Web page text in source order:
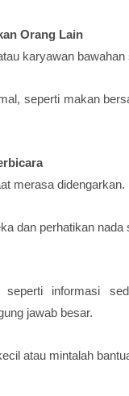
Orang Lain
karyawan
seperti makan
merasa
dan perhatikan nada
informasi
jawab besar.
atau mintalah